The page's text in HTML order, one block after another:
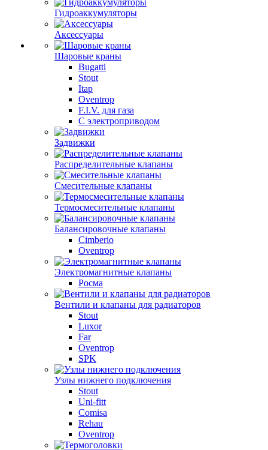
Гидроаккумуляторы
Аксессуары
Шаровые краны
Bugatti
Stout
Itap
Oventrop
F.I.V. для газа
С электроприводом
Задвижки
Распределительные клапаны
Cмесительные клапаны
Термосмесительные клапаны
Балансировочные клапаны
Cimberio
Oventrop
Электромагнитные клапаны
Росма
Вентили и клапаны для радиаторов
Stout
Luxor
Far
Oventrop
SPK
Узлы нижнего подключения
Stout
Uni-fitt
Comisa
Rehau
Oventrop